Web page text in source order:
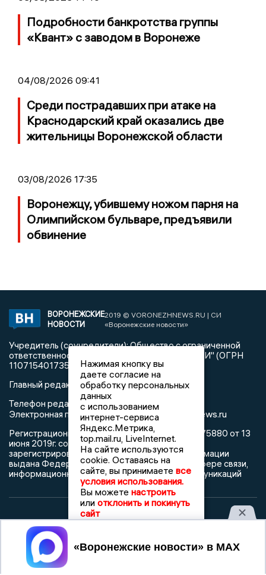
Подробности банкротства группы
«Квант» с заводом в Воронеже
04/08/2026 09:41
Среди пострадавших при атаке на
Краснодарский край оказались две
жительницы Воронежской области
03/08/2026 17:35
Воронежцу, убившему ножом парня на
Олимпийском бульваре, предъявили
обвинение
ВОРОНЕЖСКИЕ
НОВОСТИ
2019 © VORONEZHNEWS.RU | СИ
«Воронежские новости»
Учредитель (соучредители): Общество с ограниченной
ответственностью "РЕГИОНАЛЬНЫЕ НОВОСТИ" (ОГРН
1107154017354)
Главный редактор: Пирогов А.А.
Телефон редакции: +7 (473) 262 77 92
Электронная почта редакции:info@voronezhnews.ru
Регистрационный номер: серия Эл № ФС 77 - 75880 от 13
июня 2019г. согласно выписке из реестра
зарегистрированных средств массовой информации
выдана Федеральной службой по надзору в сфере связи,
информационных технологий и массовых коммуникаций
При использовании любого материала с данного сайта
гиперссылка на Сетевое издание «Воронежские новости»
обязательна.
Сообщения на сером фоне размещены на правах рекламы
Нажимая кнопку вы
даете согласие на
обработку персональных
данных
с использованием
интернет-сервиса
Яндекс.Метрика,
top.mail.ru, LiveInternet.
На сайте используются
cookie. Оставаясь на
сайте, вы принимаете все
условия использования.
Вы можете настроить
или отклонить и покинуть
сайт
Принять